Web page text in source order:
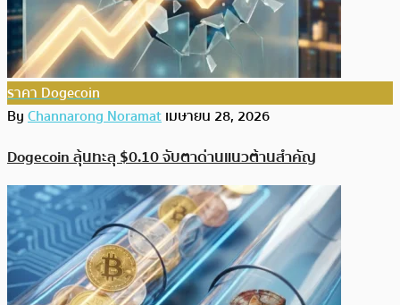
ราคา Dogecoin
ByChannarong Noramatเมษายน 28, 2026
Dogecoin ลุ้นทะลุ $0.10 จับตาด่านแนวต้านสำคัญ